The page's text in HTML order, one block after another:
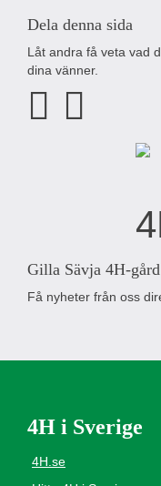
Dela denna sida
Låt andra få veta vad
dina vänner.
Gilla Sävja 4H-
Få nyheter från oss
4H i Sverige
4H.se